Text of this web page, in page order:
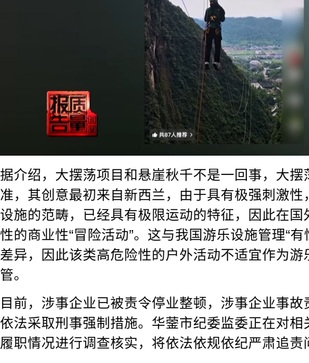
据介绍，大摆荡项目和悬崖秋千不是一回事，大摆
准，其创意最初来自新西兰，由于具有极强刺激
设施的范畴，已经具有极限运动的特征，因此在
性的商业性“冒险活动”。这与我国游乐设施管理“
差异，因此该类高危险性的户外活动不适宜作为
管。
目前，涉事企业已被责令停业整顿，涉事企业事
依法采取刑事强制措施。华蓥市纪委监委正在对
履职情况进行调查核实，将依法依规依纪严肃追责